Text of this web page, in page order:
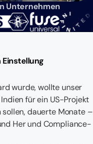
Unternehmen
wurde, wollte unser
für ein US-Projekt
dauerte Monate –
Her und Compliance-